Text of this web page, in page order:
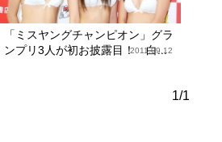
「ミスヤングチャンピオン」グラ
ンプリ3人が初お披露目！ 白...
2011.09.12
1/1